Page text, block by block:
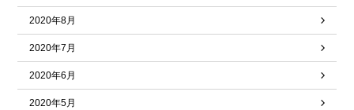
2020年8月
2020年7月
2020年6月
2020年5月